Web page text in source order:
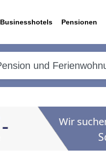
Businesshotels Pensionen